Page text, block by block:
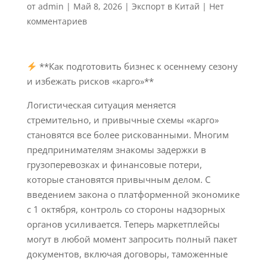
от admin | Май 8, 2026| Экспорт в Китай | Нет
комментариев
**Как подготовить бизнес к осеннему сезону
и избежать рисков «карго»**
Логистическая ситуация меняется
стремительно, и привычные схемы «карго»
становятся все более рискованными. Многим
предпринимателям знакомы задержки в
грузоперевозках и финансовые потери,
которые становятся привычным делом. С
введением закона о платформенной экономике
с 1 октября, контроль со стороны надзорных
органов усиливается. Теперь маркетплейсы
могут в любой момент запросить полный пакет
документов, включая договоры, таможенные